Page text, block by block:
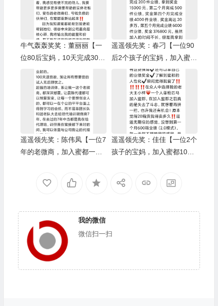
牛气轰轰奖奖：董丽丽【一
位80后宝妈，10天完成3000
箱业绩】/树人奖：小啄
遥遥领先奖：春刁【一位90
后2个孩子的宝妈，加入蜜都
5个月完成6000箱业绩】/上
级伯乐奖：Yuki
遥遥领先奖：陈伟凤【一位7
年的老微商，加入蜜都一个
遥遥领先奖：佳佳【一位2个
孩子的宝妈，加入蜜都10个
我的微信
微信扫一扫